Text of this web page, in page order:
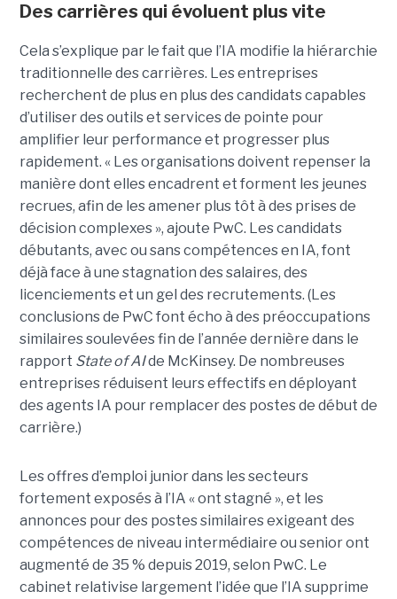
Des carrières qui évoluent plus vite
Cela s’explique par le fait que l’IA modifie la hiérarchie
traditionnelle des carrières. Les entreprises
recherchent de plus en plus des candidats capables
d’utiliser des outils et services de pointe pour
amplifier leur performance et progresser plus
rapidement. « Les organisations doivent repenser la
manière dont elles encadrent et forment les jeunes
recrues, afin de les amener plus tôt à des prises de
décision complexes », ajoute PwC. Les candidats
débutants, avec ou sans compétences en IA, font
déjà face à une stagnation des salaires, des
licenciements et un gel des recrutements. (Les
conclusions de PwC font écho à des préoccupations
similaires soulevées fin de l’année dernière dans le
rapport State of AIde McKinsey. De nombreuses
entreprises réduisent leurs effectifs en déployant
des agents IA pour remplacer des postes de début de
carrière.)
Les offres d’emploi junior dans les secteurs
fortement exposés à l’IA « ont stagné », et les
annonces pour des postes similaires exigeant des
compétences de niveau intermédiaire ou senior ont
augmenté de 35 % depuis 2019, selon PwC. Le
cabinet relativise largement l’idée que l’IA supprime